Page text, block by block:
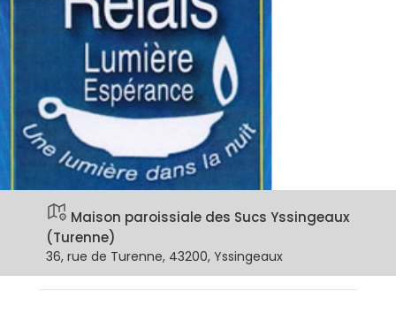
Maison paroissiale des Sucs Yssingeaux
(Turenne)
36, rue de Turenne, 43200, Yssingeaux